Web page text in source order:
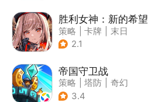
胜利女神：新的希望
策略 卡牌
末日
| 美少女
2.1
帝国守卫战
策略 塔防
奇幻
| 卡通
3.4